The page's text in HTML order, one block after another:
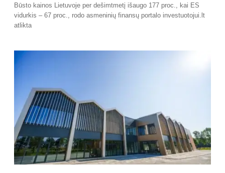
Būsto kainos Lietuvoje per dešimtmetį išaugo 177 proc., kai ES
vidurkis – 67 proc., rodo asmeninių finansų portalo investuotojui.lt
atlikta